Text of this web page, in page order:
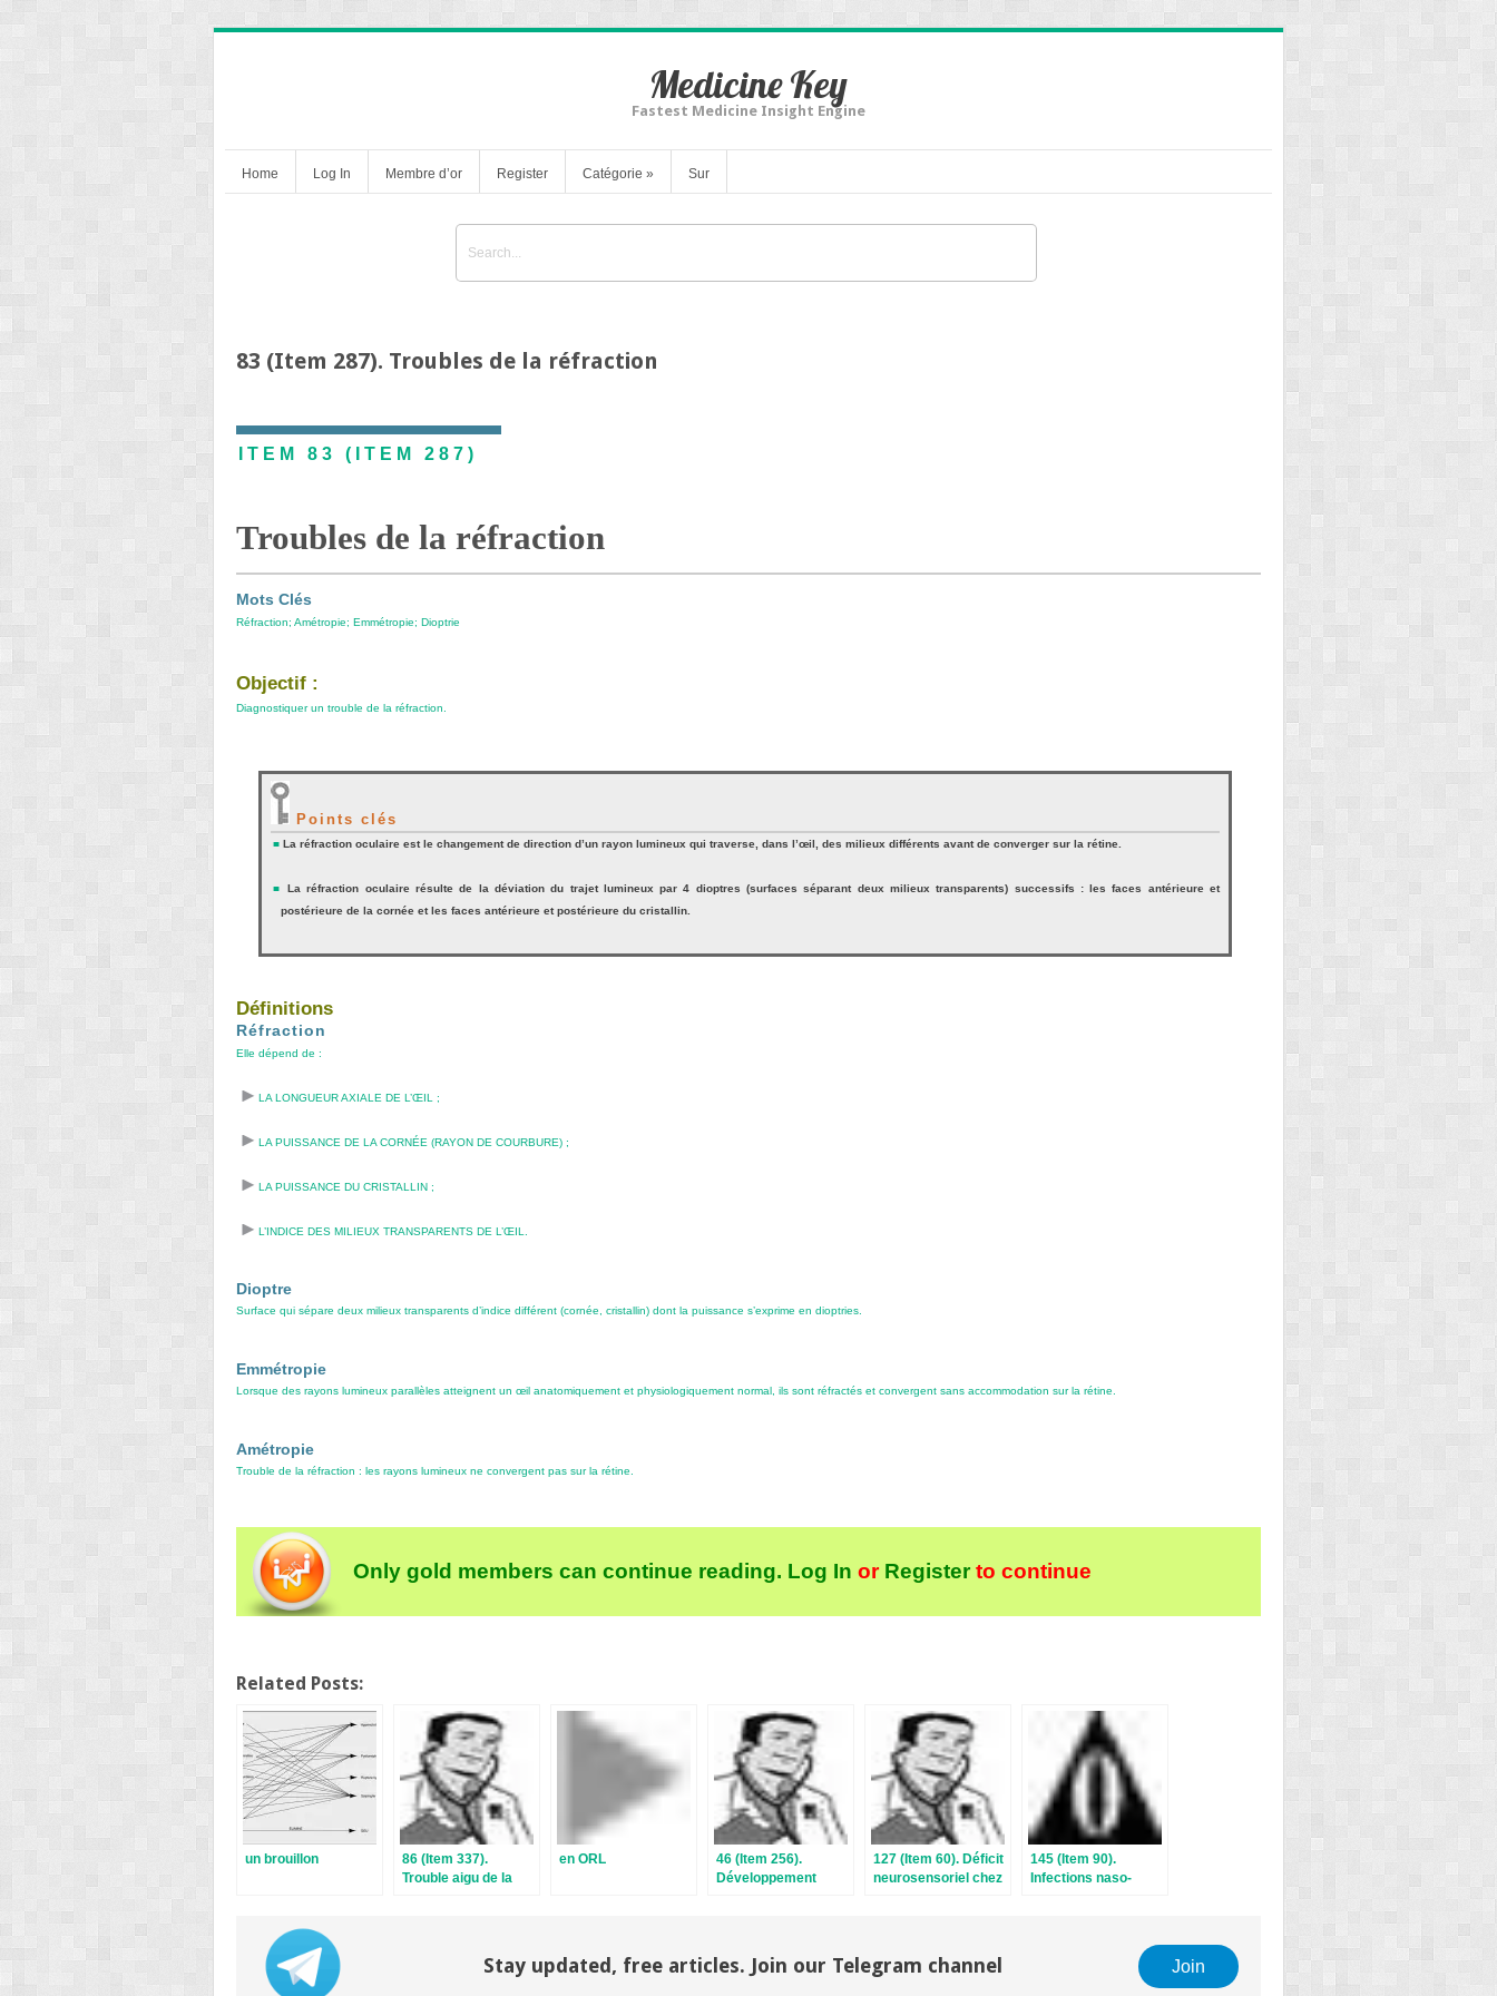
Medicine Key
Fastest Medicine Insight Engine
Home Log In Membre d’or Register Catégorie » Sur
83 (Item 287). Troubles de la réfraction
ITEM 83 (ITEM 287)
Troubles de la réfraction
Mots Clés
Réfraction; Amétropie; Emmétropie; Dioptrie
Objectif :
Diagnostiquer un trouble de la réfraction.
Points clés
■ La réfraction oculaire est le changement de direction d’un rayon lumineux qui traverse, dans l’œil, des milieux différents avant de converger sur la rétine.
■La réfraction oculaire résulte de la déviation du trajet lumineux par 4 dioptres (surfaces séparant deux milieux transparents) successifs : les faces antérieure et
postérieure de la cornée et les faces antérieure et postérieure du cristallin.
Définitions
Réfraction
Elle dépend de :
LA LONGUEUR AXIALE DE L’ŒIL ;
LA PUISSANCE DE LA CORNÉE (RAYON DE COURBURE) ;
LA PUISSANCE DU CRISTALLIN ;
L’INDICE DES MILIEUX TRANSPARENTS DE L’ŒIL.
Dioptre
Surface qui sépare deux milieux transparents d’indice différent (cornée, cristallin) dont la puissance s’exprime en dioptries.
Emmétropie
Lorsque des rayons lumineux parallèles atteignent un œil anatomiquement et physiologiquement normal, ils sont réfractés et convergent sans accommodation sur la rétine.
Amétropie
Trouble de la réfraction : les rayons lumineux ne convergent pas sur la rétine.
Only gold members can continue reading. Log In orRegisterto continue
Related Posts:
un brouillon
86 (Item 337).
Trouble aigu de la
en ORL
46 (Item 256).
Développement
gingivales
127 (Item 60). Déficit
neurosensoriel chez
145 (Item 90).
Infections naso-
Stay updated, free articles. Join our Telegram channel Join